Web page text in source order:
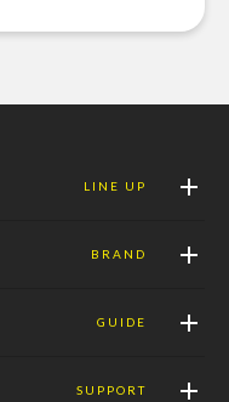
LINE UP
BRAND
GUIDE
SUPPORT